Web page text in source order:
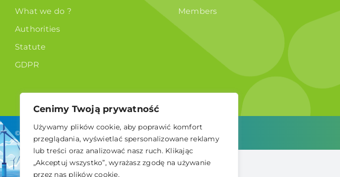
Cenimy Twoją prywatność
Używamy plików cookie, aby poprawić komfort
przeglądania, wyświetlać spersonalizowane reklamy
lub treści oraz analizować nasz ruch. Klikając
„Akceptuj wszystko”, wyrażasz zgodę na używanie
przez nas plików cookie.
What we do ?
Authorities
Statute
GDPR
Members
© 2024 Polskie Stowarzyszenie Energetyki Wiatrowej